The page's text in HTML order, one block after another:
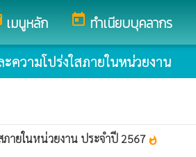
เมนูหลัก today ทำเนียบบุคลากร
ความโปร่งใสภายในหน่วยงาน
ภายในหน่วยงาน ประจำปี 2567 whatshot